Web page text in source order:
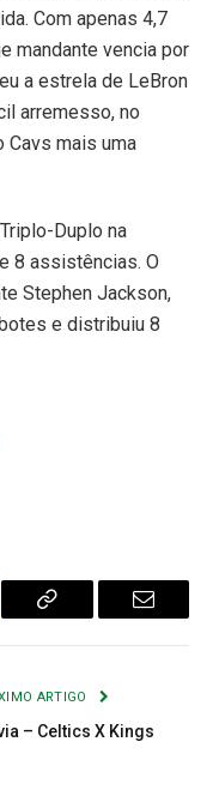
Com apenas 4,7
mandante vencia por
a estrela de LeBron
arremesso, no
Cavs mais uma
Duplo na
8 assistências. O
Stephen Jackson,
e distribuiu 8
Copiar
E-
ARTIGO
– Celtics X Kings